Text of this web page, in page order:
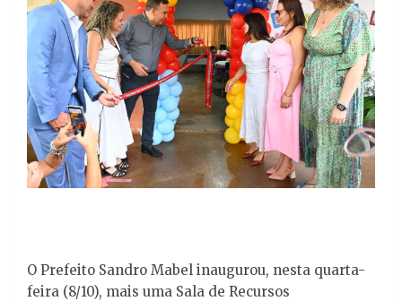
O Prefeito Sandro Mabel inaugurou, nesta quarta-
feira (8/10), mais uma Sala de Recursos